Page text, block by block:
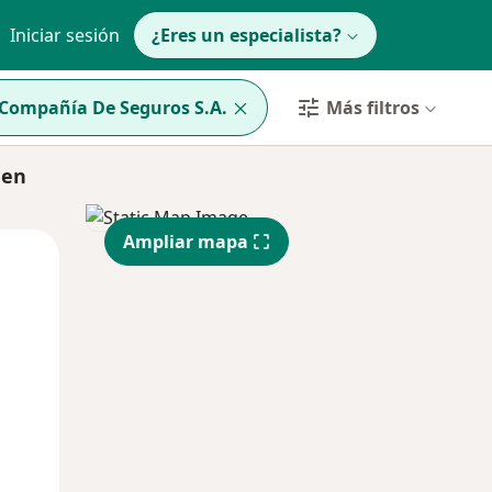
Iniciar sesión ¿Eres un especialista?
De Seguros S.A. Más filtros
Mar Mié
Ampliar mapa